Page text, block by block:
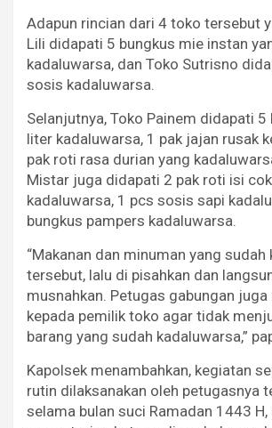
Adapun rincian dari 4 toko tersebut
Lili didapati 5 bungkus mie instan
kadaluwarsa, dan Toko Sutrisno
sosis kadaluwarsa.
Selanjutnya, Toko Painem didapati
liter kadaluwarsa, 1 pak jajan rusak
pak roti rasa durian yang
Mistar juga didapati 2 pak roti isi
kadaluwarsa, 1 pcs sosis sapi
bungkus pampers kadaluwarsa.
“Makanan dan minuman yang
tersebut, lalu di pisahkan dan
musnahkan. Petugas gabungan
kepada pemilik toko agar tidak
barang yang sudah kadaluwarsa,”
Kapolsek menambahkan, kegiatan
rutin dilaksanakan oleh petugasnya
selama bulan suci Ramadan 1443 H,